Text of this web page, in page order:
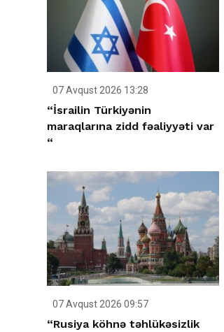
07 Avqust 2026 13:28
“İsrailin Türkiyənin
maraqlarına zidd fəaliyyəti var
“
07 Avqust 2026 09:57
“Rusiya köhnə təhlükəsizlik